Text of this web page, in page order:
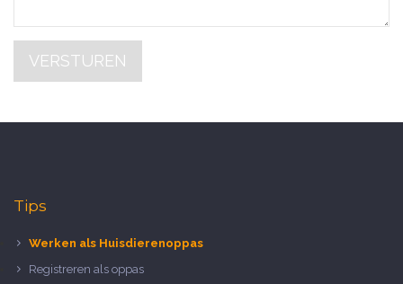
VERSTUREN
Tips
Werken als Huisdierenoppas
Registreren als oppas